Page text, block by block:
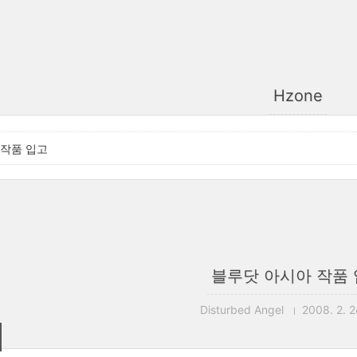
Hzone
품 입고
블루닷 아시아 작품
Disturbed Angel 2008. 2.